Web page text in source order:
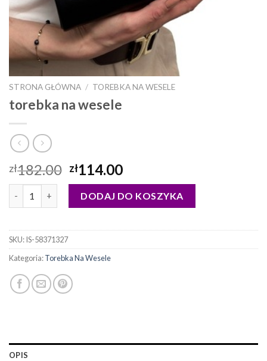
STRONA GŁÓWNA / TOREBKA NA WESELE
torebka na wesele
zł182.00 zł114.00
DODAJ DO KOSZYKA
SKU:IS-58371327
Kategoria:Torebka Na Wesele
OPIS